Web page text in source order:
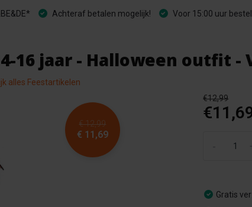
Achteraf betalen mogelijk! Voor 15:00 uur
16 jaar - Halloween outfit -
alles Feestartikelen
€ 12,99
€ 11,69
€12,99
Gratis